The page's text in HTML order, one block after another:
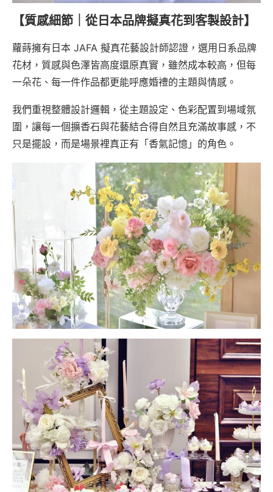
【質感細節｜從日本品牌擬真花到客製設計】
蘿蒔擁有日本 JAFA 擬真花藝設計師認證，選用日系品牌
花材，質感與色澤皆高度還原真實，雖然成本較高，但每
一朵花、每一件作品都更能呼應婚禮的主題與情感。
我們重視整體設計邏輯，從主題設定、色彩配置到場域氛
圍，讓每一個擴香石與花藝結合得自然且充滿故事感，不
只是擺設，而是場景裡真正有「香氣記憶」的角色。